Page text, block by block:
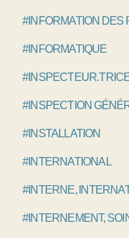
#INFORMATION DES
#INFORMATIQUE
#INSPECTION
#INSTALLATION
#INTERNATIONAL
#INTERNE,
#INTERNEMENT,